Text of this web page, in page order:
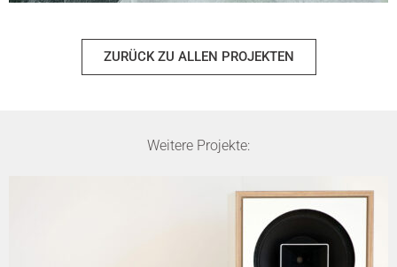
ZURÜCK ZU ALLEN PROJEKTEN
Weitere Projekte: